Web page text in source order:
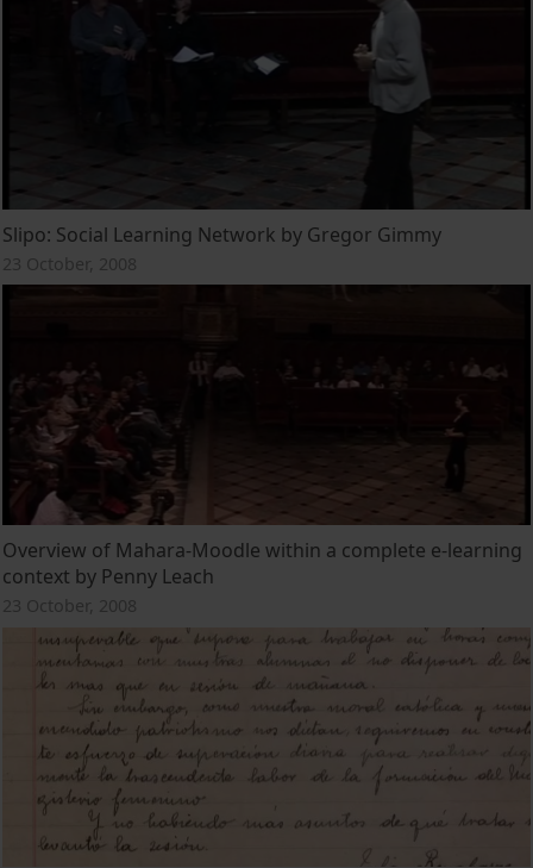
Slipo: Social Learning Network by Gregor Gimmy
23 October, 2008
Overview of Mahara-Moodle within a complete e-learning
context by Penny Leach
23 October, 2008